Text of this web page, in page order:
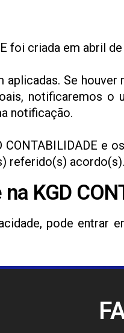
foi criada em abril
Se houver
notificaremos o
notificação.
e
referido(s) acordo(s).
KGD
pode entrar